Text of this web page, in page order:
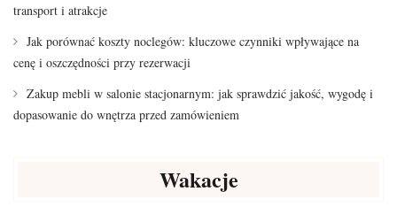
transport i atrakcje
Jak porównać koszty noclegów: kluczowe czynniki wpływające na
cenę i oszczędności przy rezerwacji
Zakup mebli w salonie stacjonarnym: jak sprawdzić jakość, wygodę i
dopasowanie do wnętrza przed zamówieniem
Wakacje